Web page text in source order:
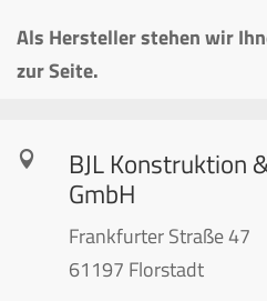
Als Hersteller stehen wir
zur Seite.
 BJL Konstruktion
GmbH
Frankfurter Straße 47
61197 Florstadt